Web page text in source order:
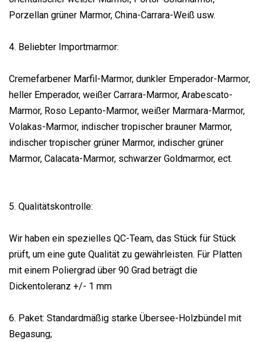
Porzellan grüner Marmor, China-Carrara-Weiß usw.
4. Beliebter Importmarmor:
Cremefarbener Marfil-Marmor, dunkler Emperador-Marmor,
heller Emperador, weißer Carrara-Marmor, Arabescato-
Marmor, Roso Lepanto-Marmor, weißer Marmara-Marmor,
Volakas-Marmor, indischer tropischer brauner Marmor,
indischer tropischer grüner Marmor, indischer grüner
Marmor, Calacata-Marmor, schwarzer Goldmarmor, ect.
5. Qualitätskontrolle:
Wir haben ein spezielles QC-Team, das Stück für Stück
prüft, um eine gute Qualität zu gewährleisten. Für Platten
mit einem Poliergrad über 90 Grad beträgt die
Dickentoleranz +/- 1 mm
6. Paket: Standardmäßig starke Übersee-Holzbündel mit
Begasung;